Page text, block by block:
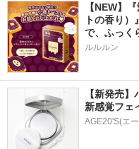
【NEW】
トの香り
で、ふっく
ルルルン
【新発売
新感覚フェ
AGE20'S(エ